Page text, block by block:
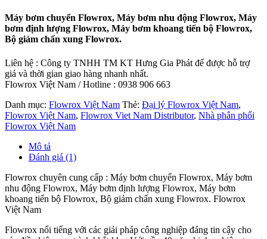
Máy bơm chuyển Flowrox, Máy bơm nhu động Flowrox, Máy
bơm định lượng Flowrox, Máy bơm khoang tiến bộ Flowrox,
Bộ giảm chấn xung Flowrox.
Liên hệ : Công ty TNHH TM KT Hưng Gia Phát để được hỗ trợ
giá và thời gian giao hàng nhanh nhất.
Flowrox Việt Nam / Hotline : 0938 906 663
Danh mục: Flowrox Việt Nam Thẻ: Đại lý Flowrox Việt Nam,
Flowrox Việt Nam, Flowrox Viet Nam Distributor, Nhà phân phối
Flowrox Việt Nam
Mô tả
Đánh giá (1)
Flowrox chuyên cung cấp : Máy bơm chuyển Flowrox, Máy bơm
nhu động Flowrox, Máy bơm định lượng Flowrox, Máy bơm
khoang tiến bộ Flowrox, Bộ giảm chấn xung Flowrox. Flowrox
Việt Nam
Flowrox nổi tiếng với các giải pháp công nghiệp đáng tin cậy cho